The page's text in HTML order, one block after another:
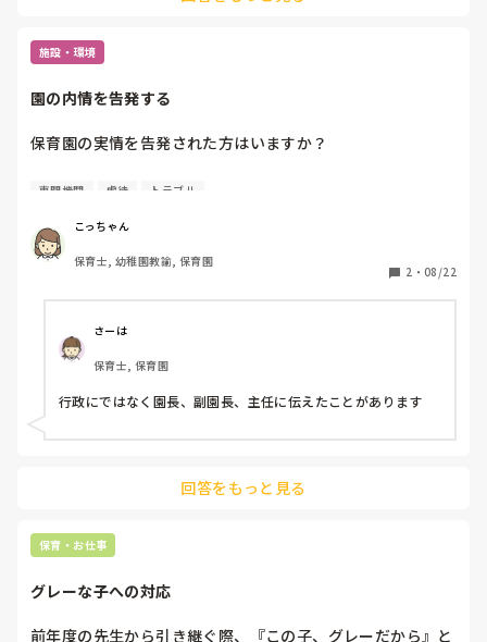
施設・環境
園の内情を告発する
保育園の実情を告発された方はいますか？
今休職中の園が崩壊しかけており、子どもたちの不憫な状況
そこから子どもたちを救ってあげたい気持ちが強くなりまし
たが、行政に告発して良いものなのか判断に迷うところがあ
ります。
もしそのようなご経験があれば、ぜひ教えてください。
専門機関 虐待 トラブル
こっちゃん
保育士, 幼稚園教諭, 保育園
2 ・ 08/22
さーは
保育士, 保育園
行政にではなく園長、副園長、主任に伝えたことがあります
回答をもっと見る
保育・お仕事
グレーな子への対応
前年度の先生から引き継ぐ際、『この子、グレーだから』と